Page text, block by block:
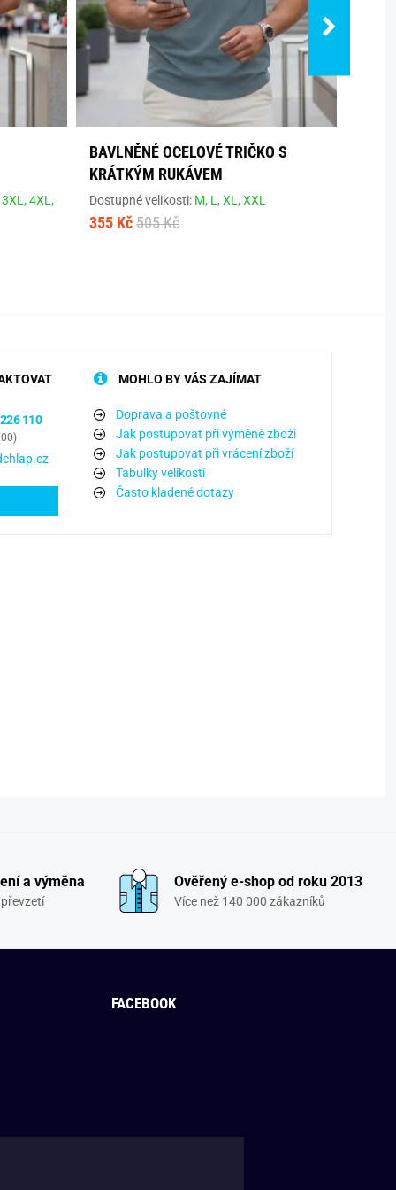
3XL,4XL,
BAVLNĚNÉ OCELOVÉ TRIČKO S
KRÁTKÝM RUKÁVEM
Dostupné velikosti: M, L,XL,XXL
355 Kč 505 Kč
110
MOHLO BY VÁS ZAJÍMAT
Doprava a poštovné
Jak postupovat při výměně zboží
Jak postupovat při vrácení zboží
Tabulky velikostí
Často kladené dotazy
a výměna Ověřený e-shop od roku 2013
Více než 140 000 zákazníků
FACEBOOK